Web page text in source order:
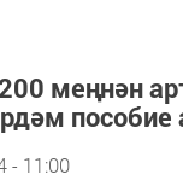
меңнән
пособие
- 11:00